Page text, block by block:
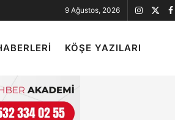
9 Ağustos, 2026
KÖŞE YAZILARI